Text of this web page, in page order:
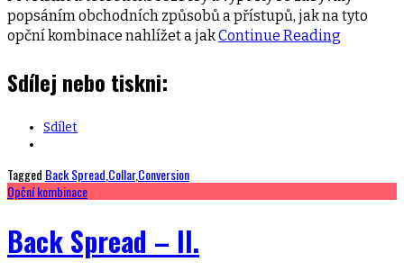
popsáním obchodních způsobů a přístupů, jak na tyto
opční kombinace nahlížet a jakContinue Reading
Sdílej nebo tiskni:
Sdílet
Tagged Back Spread Collar,Conversion
Opční kombinace
Back Spread – II.